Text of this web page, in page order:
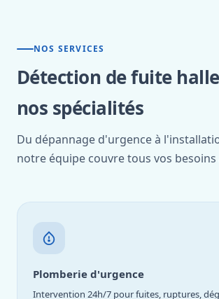
NOS SERVICES
Détection de fuite
nos spécialités
Du dépannage d'urgence à
notre équipe couvre tous vos besoins
Plomberie d'urgence
Intervention 24h/7 pour fuites, ruptures,